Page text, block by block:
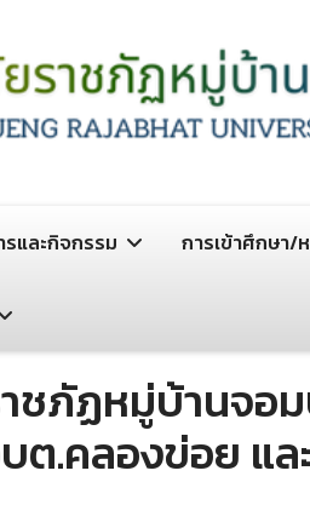
และกิจกรรม การเข้าศึกษา/
ชภัฏหมู่บ้านจอ
ต.คลองข่อย แ